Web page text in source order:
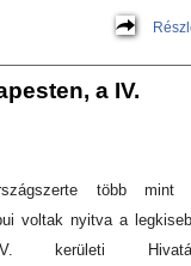
a IV.
több mint
voltak nyitva a